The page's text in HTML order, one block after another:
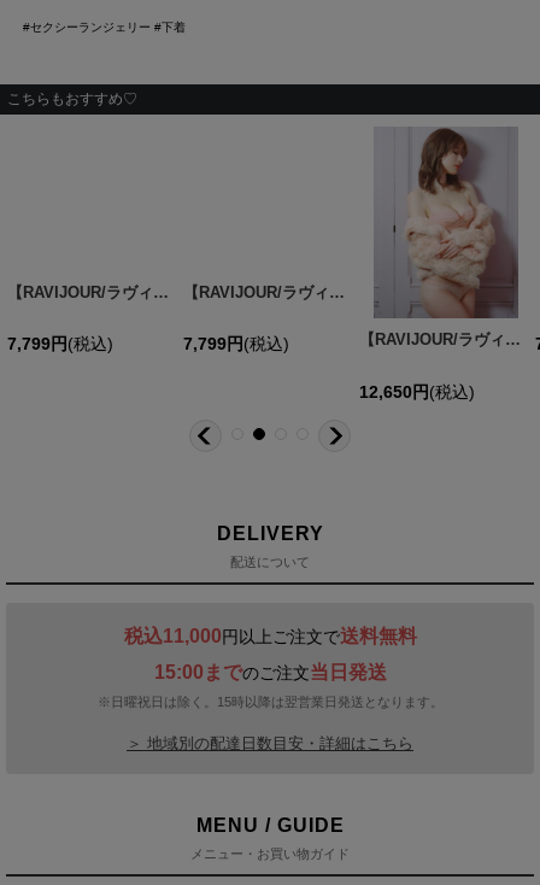
#セクシーランジェリー #下着
こちらもおすすめ♡
L040221-MI-250619] [
【RAVIJOUR/ラヴィジュール】ピーカーブー ブラ&ショーツ セット / ランジェリー / セクシーランジェリー / 下着 / 3点セット【OF08】
12,650 円 (税込)
DELIVERY
配送について
税込11,000円以上ご注文で送料無料
15:00までのご注文当日発送
※日曜祝日は除く。15時以降は翌営業日発送となります。
＞ 地域別の配達日数目安・詳細はこちら
MENU / GUIDE
メニュー・お買い物ガイド